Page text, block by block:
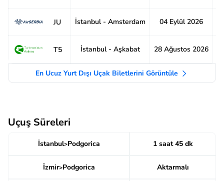
JU İstanbul - Amsterdam 04 Eylül 2026
T5 İstanbul - Aşkabat 28 Ağustos 2026
En Ucuz Yurt Dışı Uçak Biletlerini Görüntüle
Uçuş Süreleri
İstanbul>Podgorica 1 saat 45 dk
İzmir>Podgorica Aktarmalı